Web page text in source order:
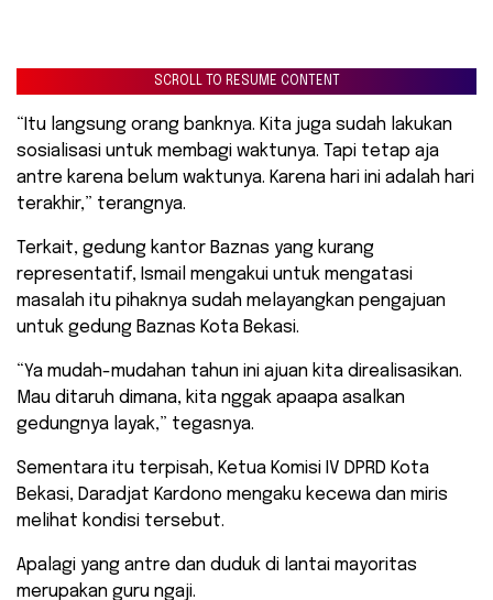
SCROLL TO RESUME CONTENT
“Itu langsung orang bank­nya. Kita juga sudah lakukan
sosialisasi untuk membagi waktunya. Tapi tetap aja
antre karena belum waktunya. Karena hari ini adalah hari
terakhir,” terangnya.
Terkait, gedung kantor Baznas yang kurang
representatif, Ismail mengakui untuk mengatasi
masalah itu pihaknya sudah melayangkan pengajuan
untuk gedung Baznas Kota Bekasi.
“Ya mudah­-mudahan tahun ini ajuan kita direalisasikan.
Mau ditaruh dimana, kita nggak apa­apa asalkan
gedungnya layak,” tegasnya.
Sementara itu terpisah, Ketua Komisi IV DPRD Kota
Bekasi, Daradjat Kardono mengaku kecewa dan miris
melihat kondisi tersebut.
Apalagi yang antre dan duduk di lantai mayoritas
merupakan guru ngaji.